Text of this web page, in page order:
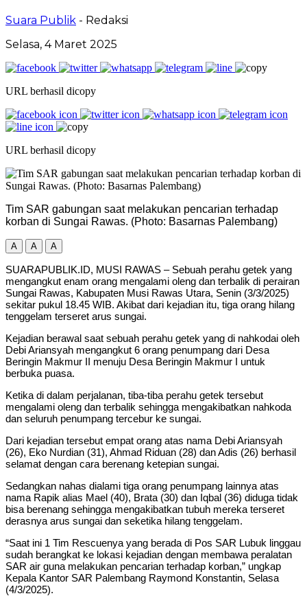
Suara Publik - Redaksi
Selasa, 4 Maret 2025
URL berhasil dicopy
URL berhasil dicopy
Tim SAR gabungan saat melakukan pencarian terhadap
korban di Sungai Rawas. (Photo: Basarnas Palembang)
A A A
SUARAPUBLIK.ID, MUSI RAWAS – Sebuah perahu getek yang
mengangkut enam orang mengalami oleng dan terbalik di perairan
Sungai Rawas, Kabupaten Musi Rawas Utara, Senin (3/3/2025)
sekitar pukul 18.45 WIB. Akibat dari kejadian itu, tiga orang hilang
tenggelam terseret arus sungai.
Kejadian berawal saat sebuah perahu getek yang di nahkodai oleh
Debi Ariansyah mengangkut 6 orang penumpang dari Desa
Beringin Makmur II menuju Desa Beringin Makmur I untuk
berbuka puasa.
Ketika di dalam perjalanan, tiba-tiba perahu getek tersebut
mengalami oleng dan terbalik sehingga mengakibatkan nahkoda
dan seluruh penumpang tercebur ke sungai.
Dari kejadian tersebut empat orang atas nama Debi Ariansyah
(26), Eko Nurdian (31), Ahmad Riduan (28) dan Adis (26) berhasil
selamat dengan cara berenang ketepian sungai.
Sedangkan nahas dialami tiga orang penumpang lainnya atas
nama Rapik alias Mael (40), Brata (30) dan Iqbal (36) diduga tidak
bisa berenang sehingga mengakibatkan tubuh mereka terseret
derasnya arus sungai dan seketika hilang tenggelam.
“Saat ini 1 Tim Rescuenya yang berada di Pos SAR Lubuk linggau
sudah berangkat ke lokasi kejadian dengan membawa peralatan
SAR air guna melakukan pencarian terhadap korban,” ungkap
Kepala Kantor SAR Palembang Raymond Konstantin, Selasa
(4/3/2025).